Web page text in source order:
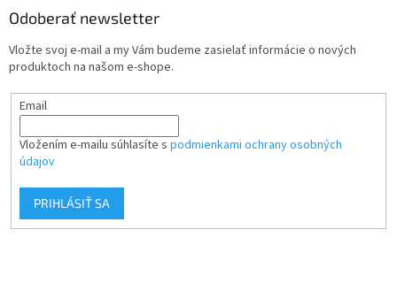
Odoberať newsletter
Vložte svoj e-mail a my Vám budeme zasielať informácie o nových
produktoch na našom e-shope.
Email
Vložením e-mailu súhlasíte s podmienkami ochrany osobných
údajov
PRIHLÁSIŤ SA